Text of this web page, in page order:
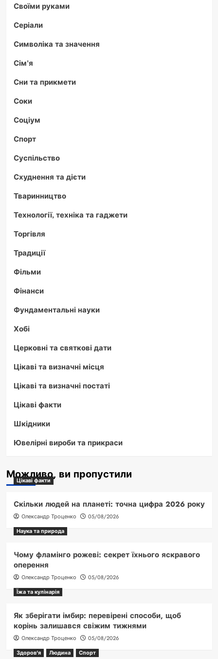
Своїми руками
Серіали
Символіка та значення
Сім'я
Сни та прикмети
Соки
Соціум
Спорт
Суспільство
Схуднення та дієти
Тваринництво
Технології, техніка та гаджети
Торгівля
Традиції
Фільми
Фінанси
Фундаментальні науки
Хобі
Церковні та святкові дати
Цікаві та визначні місця
Цікаві та визначні постаті
Цікаві факти
Шкідники
Ювелірні вироби та прикраси
Можливо, ви пропустили
Цікаві факти
Скільки людей на планеті: точна цифра 2026 року
Олександр Троценко
05/08/2026
Наука та природа
Чому фламінго рожеві: секрет їхнього яскравого
оперення
Олександр Троценко
05/08/2026
Їжа та кулінарія
Як зберігати імбир: перевірені способи, щоб
корінь залишався свіжим тижнями
Олександр Троценко
05/08/2026
Здоров'я
Людина Спорт